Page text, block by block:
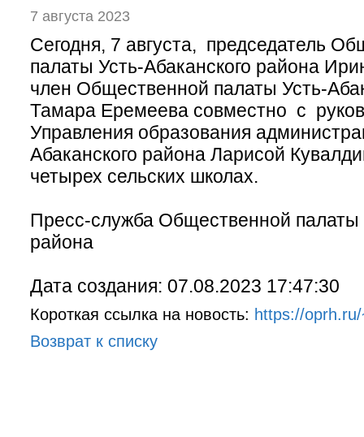
7 августа 2023
Сегодня, 7 августа, председатель
палаты Усть-Абаканского района
член Общественной палаты Усть-
Тамара Еремеева совместно с
Управления образования
Абаканского района Ларисой
четырех сельских школах.
Пресс-служба Общественной палаты
района
Дата создания: 07.08.2023 17:47:30
Короткая ссылка на новость: https://
Возврат к списку